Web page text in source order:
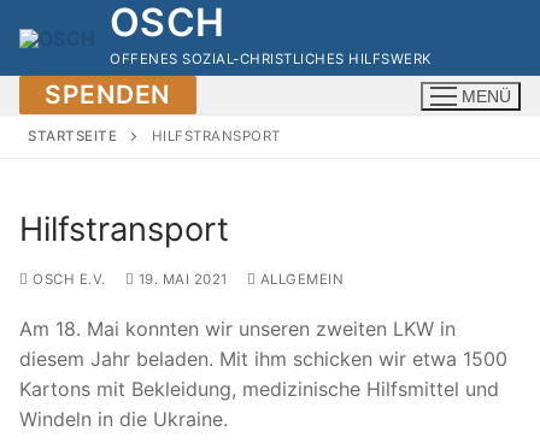
Inhalt
springen
OSCH
OFFENES SOZIAL-CHRISTLICHES HILFSWERK
SPENDEN MENÜ
STARTSEITE HILFSTRANSPORT
Hilfstransport
OSCH E.V. 19. MAI 2021 ALLGEMEIN
Am 18. Mai konnten wir unseren zweiten LKW in
diesem Jahr beladen. Mit ihm schicken wir etwa 1500
Kartons mit Bekleidung, medizinische Hilfsmittel und
Windeln in die Ukraine.